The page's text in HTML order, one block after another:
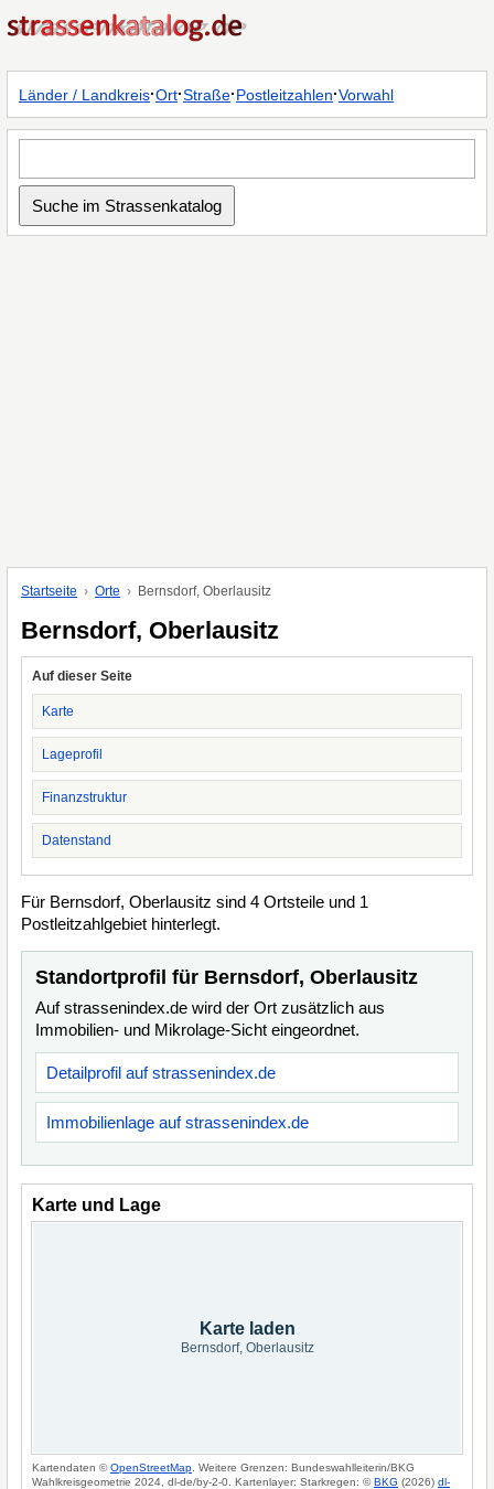
Länder / Landkreis·Ort·Straße·Postleitzahlen·Vorwahl
Startseite Orte Bernsdorf, Oberlausitz
Bernsdorf, Oberlausitz
Auf dieser Seite
Karte
Lageprofil
Finanzstruktur
Datenstand
Für Bernsdorf, Oberlausitz sind 4 Ortsteile und 1
Postleitzahlgebiet hinterlegt.
Standortprofil für Bernsdorf, Oberlausitz
Auf strassenindex.de wird der Ort zusätzlich aus
Immobilien- und Mikrolage-Sicht eingeordnet.
Detailprofil auf strassenindex.de
Immobilienlage auf strassenindex.de
Karte und Lage
Karte laden
Bernsdorf, Oberlausitz
Kartendaten ©OpenStreetMap . Weitere Grenzen: Bundeswahlleiterin/BKG
Wahlkreisgeometrie 2024, dl-de/by-2-0. Kartenlayer: Starkregen: ©BKG (2026) dl-